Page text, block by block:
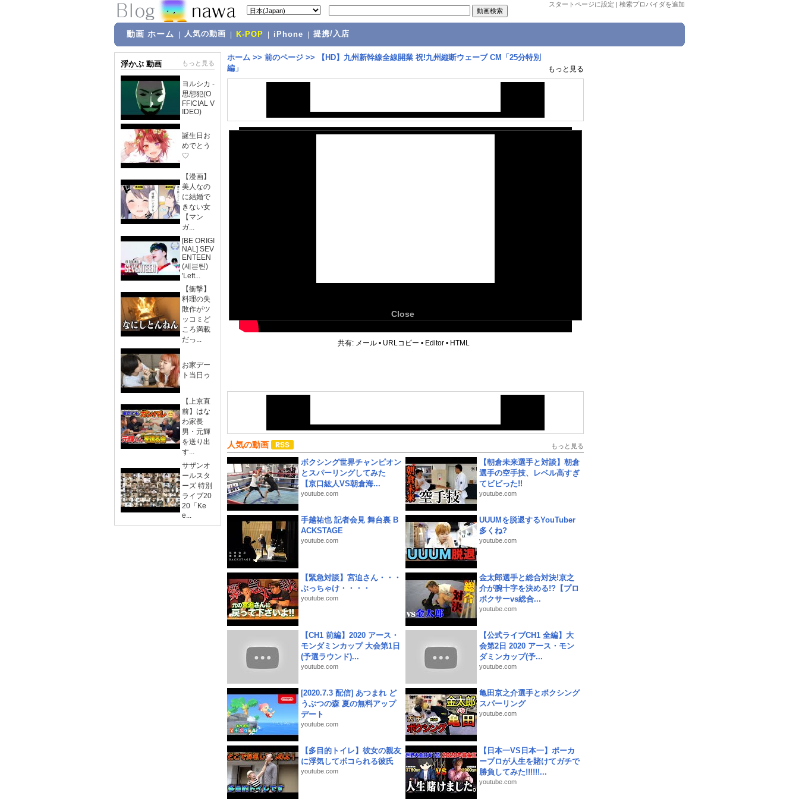
スタートページに設定 | 検索プロバイダを追加
動画 ホーム 人気の動画 K-POP iPhone 提携/入店
浮かぶ 動画 もっと見る
ヨルシカ -
思想犯(O
FFICIAL V
IDEO)
誕生日お
めでとう
♡
【漫画】
美人なの
に結婚で
きない女
【マン
ガ...
[BE ORIGI
NAL] SEV
ENTEEN
(세븐틴)
'Left...
【衝撃】
料理の失
敗作がツ
ッコミど
ころ満載
だっ...
お家デー
ト当日ゥ
【上京直
前】はな
わ家長
男・元輝
を送り出
す...
サザンオ
ールスタ
ーズ 特別
ライブ20
20「Ke
e...
ホーム >> 前のページ >>
【HD】九州新幹線全線開業 祝!九州縦断ウェーブ CM「25分特別
編」
もっと見る
Close
共有: メール • URLコピー • Editor • HTML
人気の動画 もっと見る
ボクシング世界チャンピオン
とスパーリングしてみた
【京口紘人VS朝倉海...
youtube.com
【朝倉未来選手と対談】朝倉
選手の空手技、レベル高すぎ
てビビった!!
youtube.com
手越祐也 記者会見 舞台裏 B
ACKSTAGE
youtube.com
UUUMを脱退するYouTuber
多くね?
youtube.com
【緊急対談】宮迫さん・・・
ぶっちゃけ・・・・
youtube.com
金太郎選手と総合対決!京之
介が腕十字を決める!?【プロ
ボクサーvs総合...
youtube.com
【CH1 前編】2020 アース・
モンダミンカップ 大会第1日
(予選ラウンド)...
youtube.com
【公式ライブCH1 全編】大
会第2日 2020 アース・モン
ダミンカップ(予...
youtube.com
[2020.7.3 配信] あつまれ ど
うぶつの森 夏の無料アップ
デート
youtube.com
亀田京之介選手とボクシング
スパーリング
youtube.com
【多目的トイレ】彼女の親友
に浮気してボコられる彼氏
youtube.com
【日本一VS日本一】ポーカ
ープロが人生を賭けてガチで
勝負してみた!!!!!!...
youtube.com